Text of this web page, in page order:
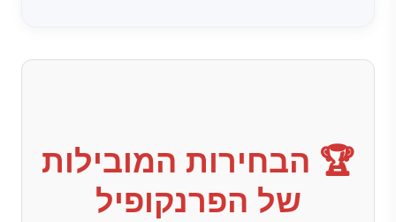
🏆 הבחירות המובילות
של הפרנקופיל